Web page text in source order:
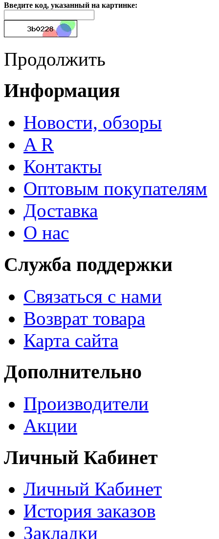
Введите код, указанный на картинке:
Продолжить
Информация
Новости, обзоры
A R
Контакты
Оптовым покупателям
Доставка
О нас
Служба поддержки
Связаться с нами
Возврат товара
Карта сайта
Дополнительно
Производители
Акции
Личный Кабинет
Личный Кабинет
История заказов
Закладки